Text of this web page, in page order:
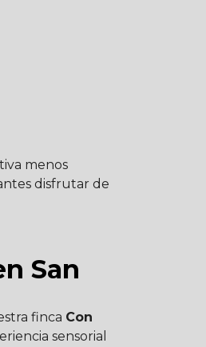
menos
disfrutar de
San
finca Con
sensorial